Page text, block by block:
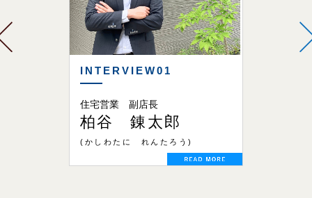
INTERVIEW01
住宅営業 副店長
柏谷 錬太郎
(かしわたに れんたろう)